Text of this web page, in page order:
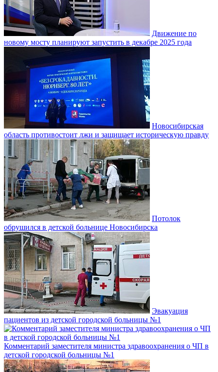
Движение по
новому мосту планируют запустить в декабре 2025 года
Новосибирская
область противостоит лжи и защищает историческую правду
Потолок
обрушился в детской больнице Новосибирска
Эвакуация
пациентов из детской городской больницы №1
Комментарий заместителя министра здравоохранения о ЧП в
детской городской больницы №1